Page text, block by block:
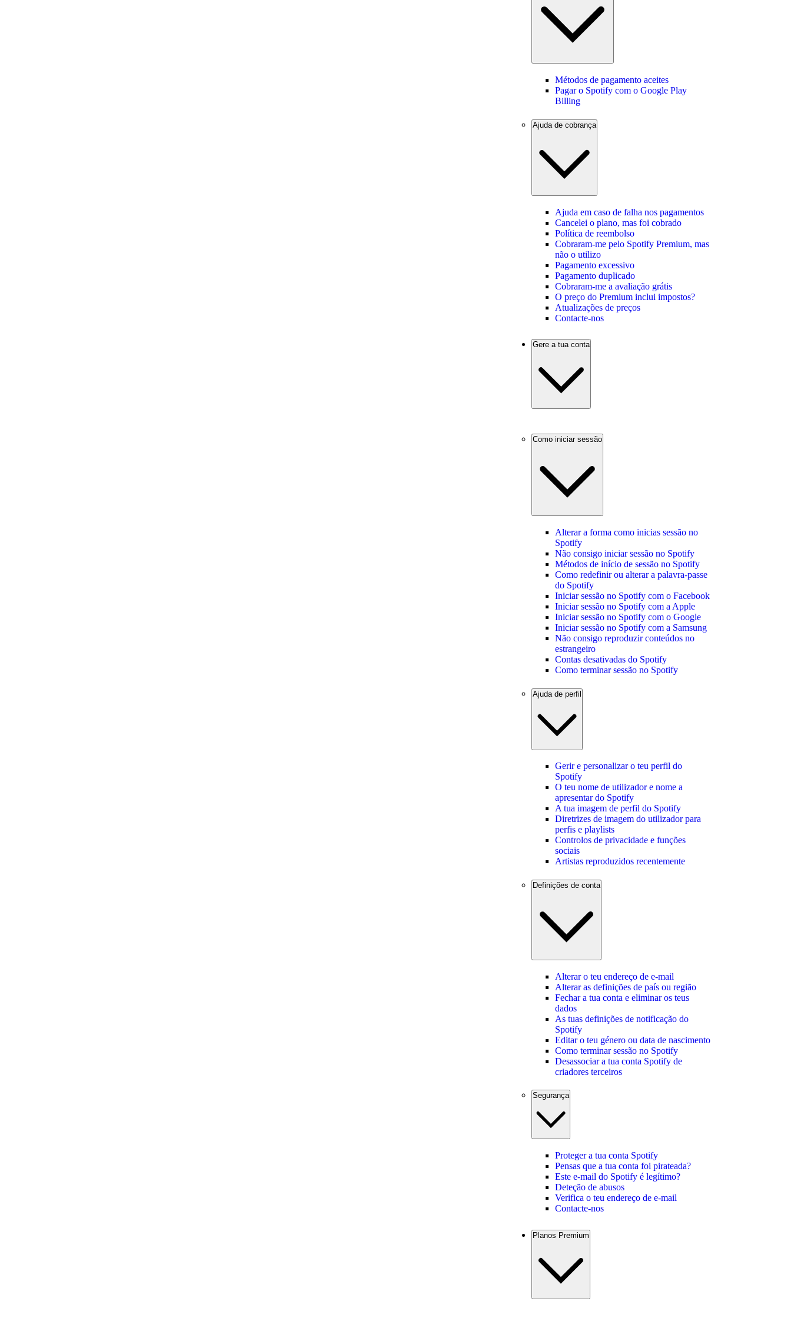
Métodos de pagamento aceites
Pagar o Spotify com o Google Play
Billing
Ajuda de cobrança
Ajuda em caso de falha nos pagamentos
Cancelei o plano, mas foi cobrado
Política de reembolso
Cobraram-me pelo Spotify Premium, mas
não o utilizo
Pagamento excessivo
Pagamento duplicado
Cobraram-me a avaliação grátis
O preço do Premium inclui impostos?
Atualizações de preços
Contacte-nos
Gere a tua conta
Como iniciar sessão
Alterar a forma como inicias sessão no
Spotify
Não consigo iniciar sessão no Spotify
Métodos de início de sessão no Spotify
Como redefinir ou alterar a palavra-passe
do Spotify
Iniciar sessão no Spotify com o Facebook
Iniciar sessão no Spotify com a Apple
Iniciar sessão no Spotify com o Google
Iniciar sessão no Spotify com a Samsung
Não consigo reproduzir conteúdos no
estrangeiro
Contas desativadas do Spotify
Como terminar sessão no Spotify
Ajuda de perfil
Gerir e personalizar o teu perfil do
Spotify
O teu nome de utilizador e nome a
apresentar do Spotify
A tua imagem de perfil do Spotify
Diretrizes de imagem do utilizador para
perfis e playlists
Controlos de privacidade e funções
sociais
Artistas reproduzidos recentemente
Definições de conta
Alterar o teu endereço de e-mail
Alterar as definições de país ou região
Fechar a tua conta e eliminar os teus
dados
As tuas definições de notificação do
Spotify
Editar o teu género ou data de nascimento
Como terminar sessão no Spotify
Desassociar a tua conta Spotify de
criadores terceiros
Segurança
Proteger a tua conta Spotify
Pensas que a tua conta foi pirateada?
Este e-mail do Spotify é legítimo?
Deteção de abusos
Verifica o teu endereço de e-mail
Contacte-nos
Planos Premium